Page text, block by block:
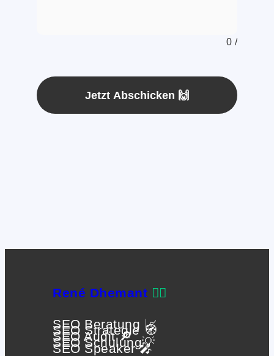
0 /
Jetzt Abschicken 🙌
René Dhemant 🙋‍♂️
SEO Beratung 📈
SEO Strategie 🧭
SEO Audit 🔎
SEO Schulung💡
SEO Speaker 🎤